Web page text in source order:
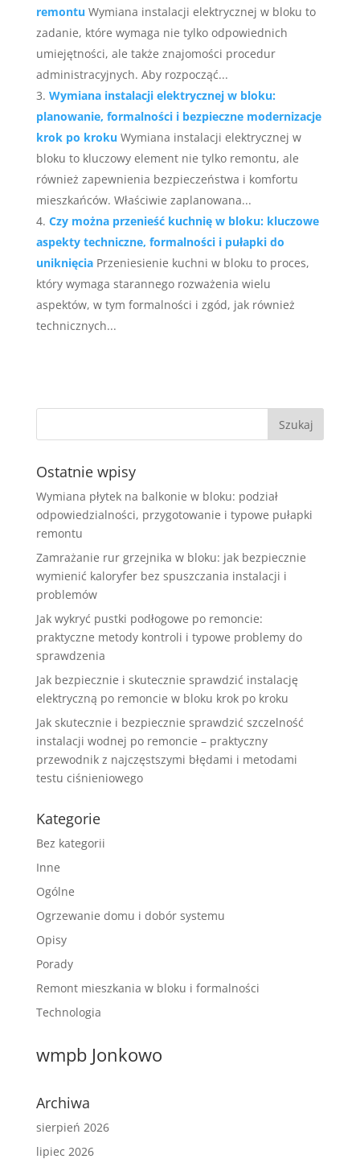
remontu Wymiana instalacji elektrycznej w bloku to
zadanie, które wymaga nie tylko odpowiednich
umiejętności, ale także znajomości procedur
administracyjnych. Aby rozpocząć...
Wymiana instalacji elektrycznej w bloku:
planowanie, formalności i bezpieczne modernizacje
krok po kroku Wymiana instalacji elektrycznej w
bloku to kluczowy element nie tylko remontu, ale
również zapewnienia bezpieczeństwa i komfortu
mieszkańców. Właściwie zaplanowana...
Czy można przenieść kuchnię w bloku: kluczowe
aspekty techniczne, formalności i pułapki do
uniknięcia Przeniesienie kuchni w bloku to proces,
który wymaga starannego rozważenia wielu
aspektów, w tym formalności i zgód, jak również
technicznych...
Ostatnie wpisy
Wymiana płytek na balkonie w bloku: podział
odpowiedzialności, przygotowanie i typowe pułapki
remontu
Zamrażanie rur grzejnika w bloku: jak bezpiecznie
wymienić kaloryfer bez spuszczania instalacji i
problemów
Jak wykryć pustki podłogowe po remoncie:
praktyczne metody kontroli i typowe problemy do
sprawdzenia
Jak bezpiecznie i skutecznie sprawdzić instalację
elektryczną po remoncie w bloku krok po kroku
Jak skutecznie i bezpiecznie sprawdzić szczelność
instalacji wodnej po remoncie – praktyczny
przewodnik z najczęstszymi błędami i metodami
testu ciśnieniowego
Kategorie
Bez kategorii
Inne
Ogólne
Ogrzewanie domu i dobór systemu
Opisy
Porady
Remont mieszkania w bloku i formalności
Technologia
wmpb Jonkowo
Archiwa
sierpień 2026
lipiec 2026